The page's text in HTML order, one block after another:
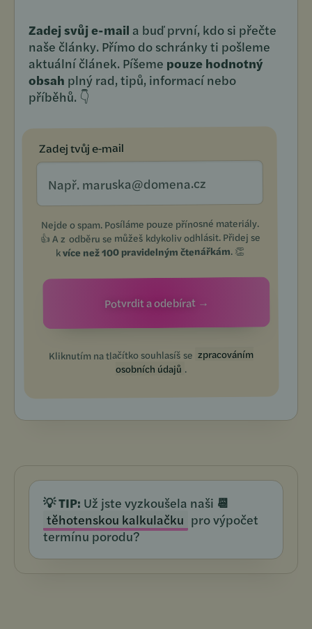
Zadej svůj e-mail a buď první, kdo si přečte
naše články. Přímo do schránky ti pošleme
aktuální článek. Píšeme pouze hodnotný
obsah plný rad, tipů, informací nebo
příběhů. 👇
Zadej tvůj e-mail
Nejde o spam. Posíláme pouze přínosné materiály.
👍 A z odběru se můžeš kdykoliv odhlásit. Přidej se
kvíce než 100 pravidelným čtenářkám. 👏
Kliknutím na tlačítko souhlasíš se zpracováním
osobních údajů .
💡 TIP: Už jste vyzkoušela naši 📆
těhotenskou kalkulačku pro výpočet
termínu porodu?